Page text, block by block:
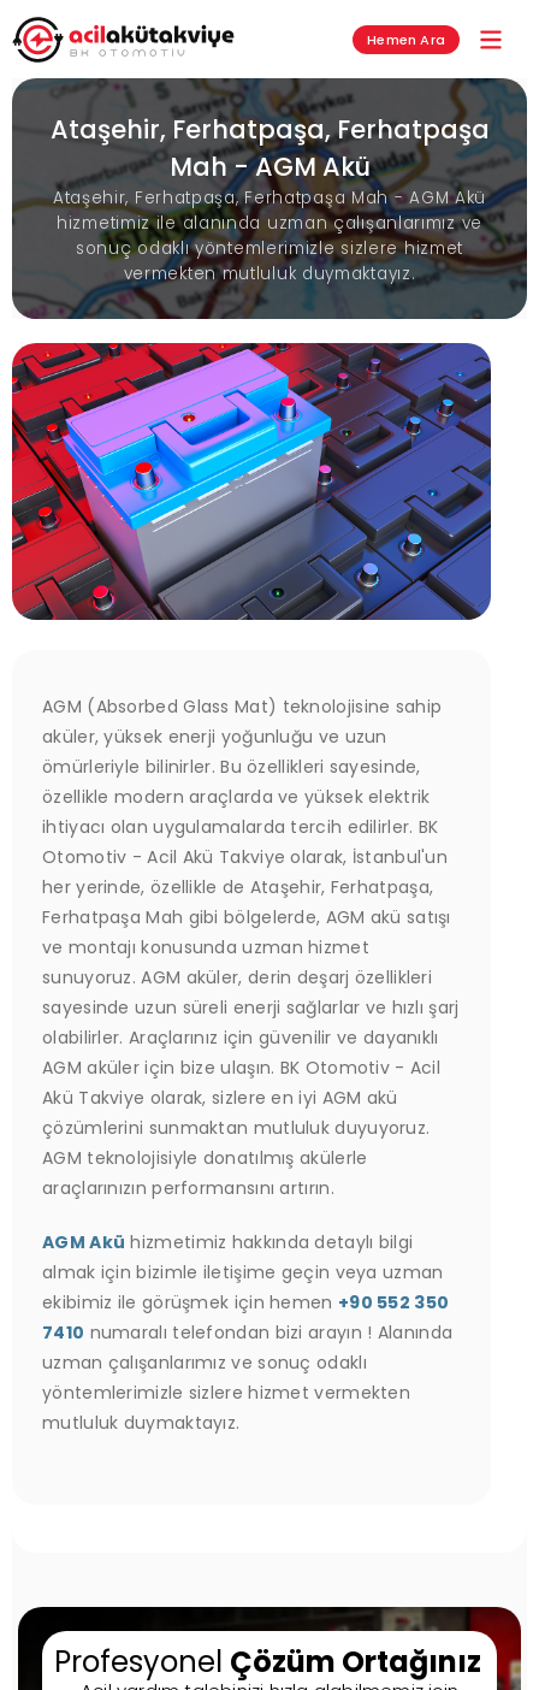
Hemen Ara
Ataşehir, Ferhatpaşa, Ferhatpaşa
Mah - AGM Akü
Ataşehir, Ferhatpaşa, Ferhatpaşa Mah - AGM Akü
hizmetimiz ile alanında uzman çalışanlarımız ve
sonuç odaklı yöntemlerimizle sizlere hizmet
vermekten mutluluk duymaktayız.
AGM (Absorbed Glass Mat) teknolojisine sahip
aküler, yüksek enerji yoğunluğu ve uzun
ömürleriyle bilinirler. Bu özellikleri sayesinde,
özellikle modern araçlarda ve yüksek elektrik
ihtiyacı olan uygulamalarda tercih edilirler. BK
Otomotiv - Acil Akü Takviye olarak, İstanbul'un
her yerinde, özellikle de Ataşehir, Ferhatpaşa,
Ferhatpaşa Mah gibi bölgelerde, AGM akü satışı
ve montajı konusunda uzman hizmet
sunuyoruz. AGM aküler, derin deşarj özellikleri
sayesinde uzun süreli enerji sağlarlar ve hızlı şarj
olabilirler. Araçlarınız için güvenilir ve dayanıklı
AGM aküler için bize ulaşın. BK Otomotiv - Acil
Akü Takviye olarak, sizlere en iyi AGM akü
çözümlerini sunmaktan mutluluk duyuyoruz.
AGM teknolojisiyle donatılmış akülerle
araçlarınızın performansını artırın.
AGM Akü hizmetimiz hakkında detaylı bilgi
almak için bizimle iletişime geçin veya uzman
ekibimiz ile görüşmek için hemen +90 552 350
7410 numaralı telefondan bizi arayın ! Alanında
uzman çalışanlarımız ve sonuç odaklı
yöntemlerimizle sizlere hizmet vermekten
mutluluk duymaktayız.
Profesyonel Çözüm Ortağınız